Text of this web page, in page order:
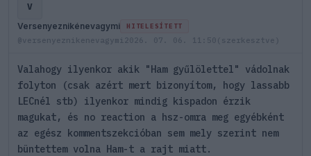
V
Versenyeznikénevagymi HITELESÍTETT
@versenyeznikenevagymi2026. 07. 06. 11:50 (szerkesztve)
Valahogy ilyenkor akik "Ham gyűlölettel" vádolnak
folyton (csak azért mert bizonyítom, hogy lassabb
LECnél stb) ilyenkor mindig kispadon érzik
magukat, és no reaction a hsz-omra meg egyébként
az egész kommentszekcióban sem mely szerint nem
büntettem volna Ham-t a rajt miatt.